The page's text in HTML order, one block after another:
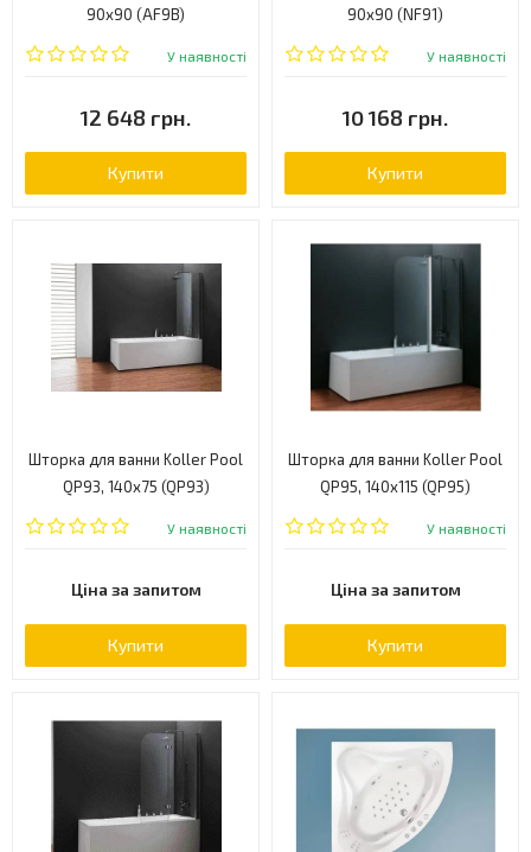
90x90 (AF9B)
У наявності
12 648 грн.
Купити
90x90 (NF91)
У наявності
10 168 грн.
Купити
Шторка для ванни Koller Pool
QP93, 140x75 (QP93)
У наявності
Ціна за запитом
Купити
Шторка для ванни Koller Pool
QP95, 140x115 (QP95)
У наявності
Ціна за запитом
Купити